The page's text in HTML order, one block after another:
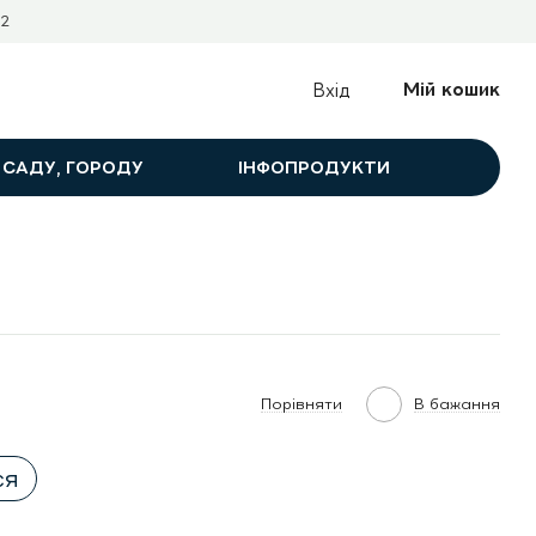
Вхід Мій кошик
ГОРОДУ ІНФОПРОДУКТИ
Порівняти В бажання